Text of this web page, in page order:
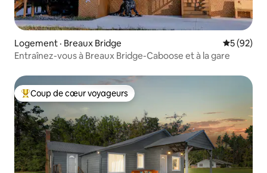
Logement · Breaux Bridge Note
5 (92)
Entraînez-vous à Breaux Bridge-Caboose et à la gare
Coup de cœur voyageurs parmi les plus aimés
Coup de cœur voyageurs